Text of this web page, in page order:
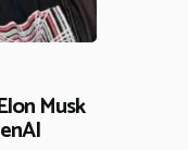
Musk